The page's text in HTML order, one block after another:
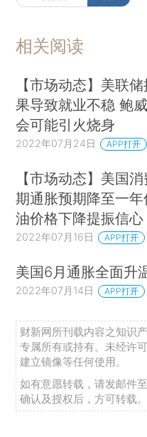
相关阅读
【市场动态】美联
果导致就业不稳 鲍
会可能引火烧身
2022年07月24日 APP打开
【市场动态】美国
期通胀预期降至一
油价格下降提振信心
2022年07月16日 APP打开
美国6月通胀全面升
2022年07月14日 APP打开
财新网所刊载内容之知识
专属所有或持有。未经许
建立镜像等任何使用。
如有意愿转载，请发邮件至
确认及授权后，方可转载。